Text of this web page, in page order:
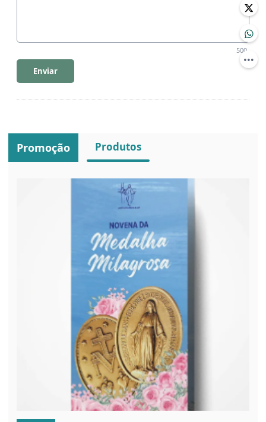
500
Enviar
Promoção Produtos